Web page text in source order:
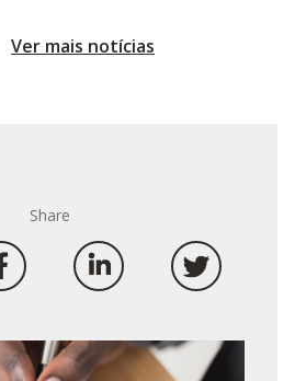
Ver mais notícias
Share